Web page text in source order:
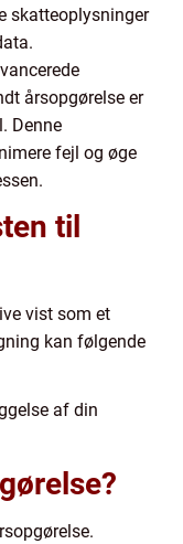
skatteoplysninger
årsopgørelse er
Denne
fejl og øge
til
vist som et
kan følgende
af din